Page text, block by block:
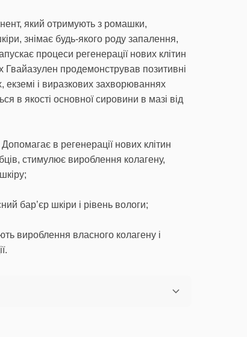
який отримують з ромашки,
знімає будь-якого роду запалення,
процеси регенерації нових клітин
Гвайазулен продемонстрував позитивні
екземі і виразкових захворюваннях
в якості основної сировини в мазі від
в регенерації нових клітин
стимулює вироблення колагену,
бар’єр шкіри і рівень вологи;
вироблення власного колагену і